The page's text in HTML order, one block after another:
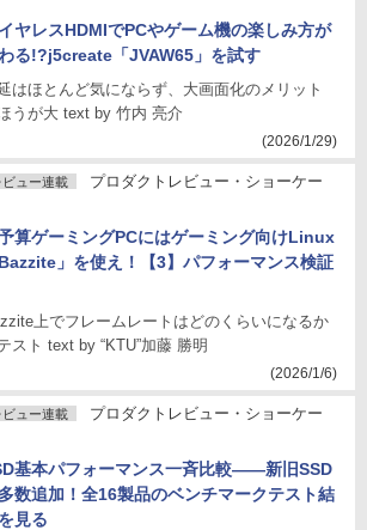
ヤレスHDMIでPCやゲーム機の楽しみ方が
る!?j5create「JVAW65」を試す
はほとんど気にならず、大画面化のメリット
うが大 text by 竹内 亮介
(2026/1/29)
ビュー連載
プロダクトレビュー・ショーケー
算ゲーミングPCにはゲーミング向けLinux
Bazzite」を使え！【3】パフォーマンス検証
上でフレームレートはどのくらいになるか
スト text by “KTU”加藤 勝明
(2026/1/6)
ビュー連載
プロダクトレビュー・ショーケー
基本パフォーマンス一斉比較――新旧SSD
数追加！全16製品のベンチマークテスト結
見る